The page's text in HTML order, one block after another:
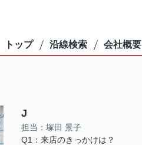
トップ 沿線検索 会社概要
J
担当：塚田 景子
Q1：来店のきっかけは？